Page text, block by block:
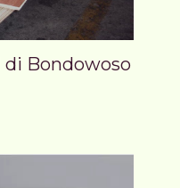
di Bondowoso